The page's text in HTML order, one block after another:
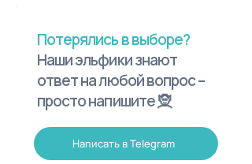
Потерялись в выборе?
Наши эльфики знают
ответ на любой вопрос –
просто напишите 🧝
Написать в Telegram